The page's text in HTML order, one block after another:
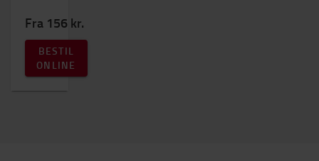
Fra 156 kr.
BESTIL
ONLINE